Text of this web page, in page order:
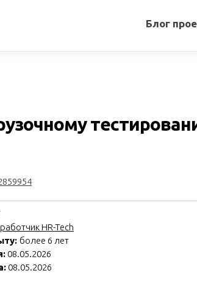
Блог
HR-Tech
более 6 лет
08.05.2026
08.05.2026